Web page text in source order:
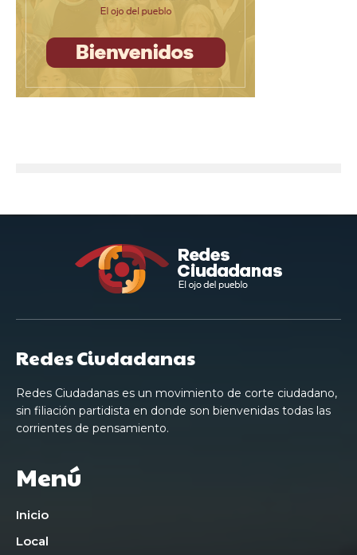
Redes Ciudadanas
Redes Ciudadanas es un movimiento de corte ciudadano,
sin filiación partidista en donde son bienvenidas todas las
corrientes de pensamiento.
Menú
Inicio
Local